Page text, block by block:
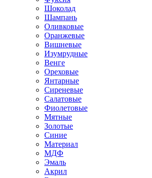
Шоколад
Шампань
Оливковые
Оранжевые
Вишневые
Изумрудные
Венге
Ореховые
Янтарные
Сиреневые
Салатовые
Фиолетовые
Мятные
Золотые
Синие
Материал
МДФ
Эмаль
Акрил